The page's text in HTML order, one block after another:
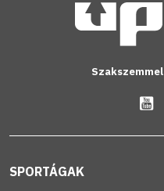
Szakszemmel
SPORTÁGAK